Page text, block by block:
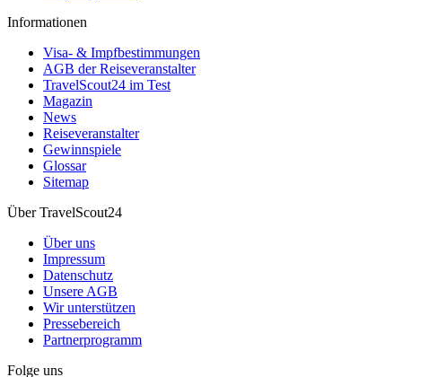
Informationen
Visa- & Impfbestimmungen
AGB der Reiseveranstalter
TravelScout24 im Test
Magazin
News
Reiseveranstalter
Gewinnspiele
Glossar
Sitemap
Über TravelScout24
Über uns
Impressum
Datenschutz
Unsere AGB
Wir unterstützen
Pressebereich
Partnerprogramm
Folge uns